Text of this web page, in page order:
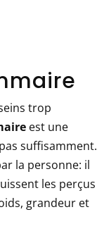
trop
est une
suffisamment.
la personne: il
les perçus
grandeur et